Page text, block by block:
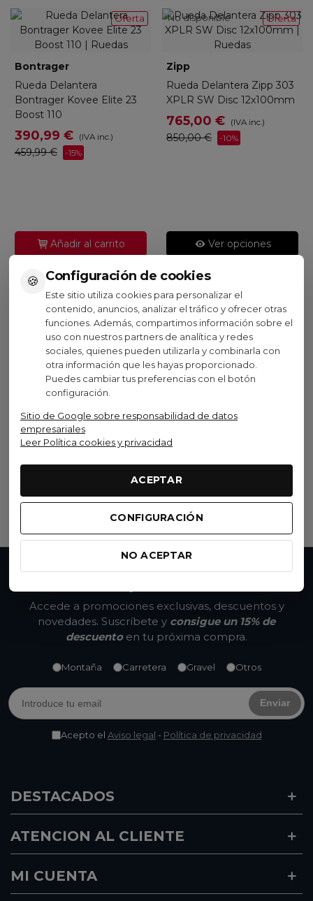
🍪 Configuración de cookies
Este sitio utiliza cookies para personalizar el
contenido, anuncios, analizar el tráfico y ofrecer otras
funciones. Además, compartimos información sobre el
uso con nuestros partners de analítica y redes
sociales, quienes pueden utilizarla y combinarla con
otra información que les hayas proporcionado.
Puedes cambiar tus preferencias con el botón
configuración.
Sitio de Google sobre responsabilidad de datos
empresariales
Leer Política cookies y privacidad
ACEPTAR
CONFIGURACIÓN
NO ACEPTAR
Oferta
Bontrager
Rueda Delantera
Bontrager Kovee Elite 23
Boost 110
390,99 € (IVA inc.)
459,99 € -15%
Añadir al carrito
Oferta
No disponible
Zipp
Rueda Delantera Zipp 303
XPLR SW Disc 12x100mm
765,00 € (IVA inc.)
850,00 € -10%
Ver opciones
Visto recientemente
No disponible
Syncros
Juego De Ruedas Syncros
MATT
Ver opciones
Accede a promociones exclusivas, descuentos y
novedades. Suscríbete y consigue un 15% de
descuentoen tu próxima compra.
Montaña Carretera Gravel Otros
Enviar
Acepto el Aviso legal - Política de privacidad
DESTACADOS
ATENCION AL CLIENTE
MI CUENTA